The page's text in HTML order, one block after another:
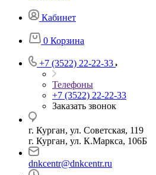
Кабинет
0 Корзина
+7 (3522) 22-22-33
Телефоны
+7 (3522) 22-22-33
Заказать звонок
г. Курган, ул. Советская, 119
г. Курган, ул. К.Маркса, 106Б
dnkcentr@dnkcentr.ru